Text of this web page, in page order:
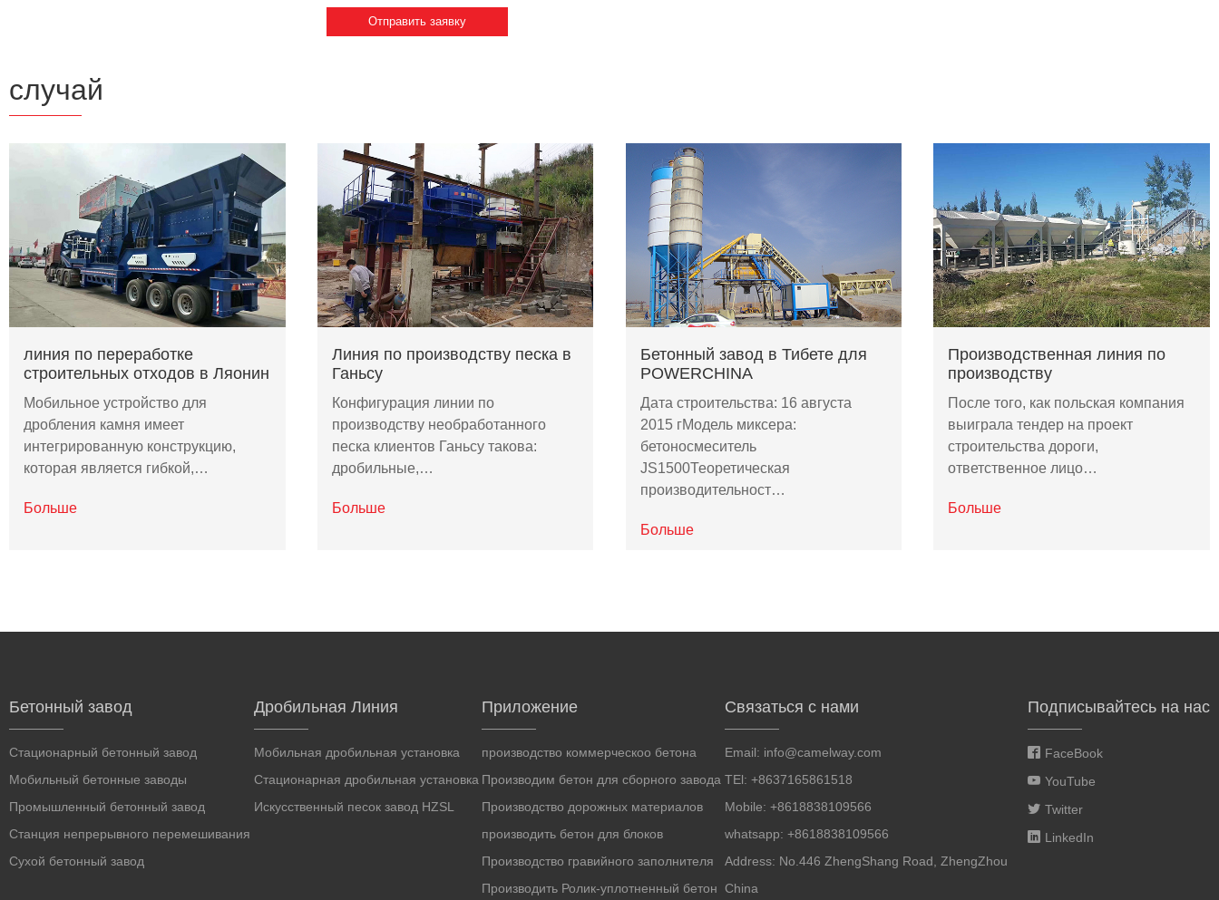
случай
линия по переработке
строительных отходов в Ляонин
Мобильное устройство для
дробления камня имеет
интегрированную конструкцию,
которая является гибкой,…
Больше
Линия по производству песка в
Ганьсу
Конфигурация линии по
производству необработанного
песка клиентов Ганьсу такова:
дробильные,…
Больше
Бетонный завод в Тибете для
POWERCHINA
Дата строительства: 16 августа
2015 гМодель миксера:
бетоносмеситель
JS1500Теоретическая
производительност…
Больше
Производственная линия по
производству
После того, как польская компания
выиграла тендер на проект
строительства дороги,
ответственное лицо…
Больше
Бетонный завод
Стационарный бетонный завод
Мобильный бетонные заводы
Промышленный бетонный завод
Станция непрерывного перемешивания
Сухой бетонный завод
Дробильная Линия
Мобильная дробильная установка
Стационарная дробильная установка
Искусственный песок завод HZSL
Приложение
производство коммерческоо бетона
Производим бетон для сборного завода
Производство дорожных материалов
производить бетон для блоков
Производство гравийного заполнителя
Производить Ролик-уплотненный бетон
Связаться с нами
Email: info@camelway.com
TEl: +8637165861518
Mobile: +8618838109566
whatsapp: +8618838109566
Address: No.446 ZhengShang Road, ZhengZhou
China
Подписывайтесь на нас
FaceBook
YouTube
Twitter
LinkedIn